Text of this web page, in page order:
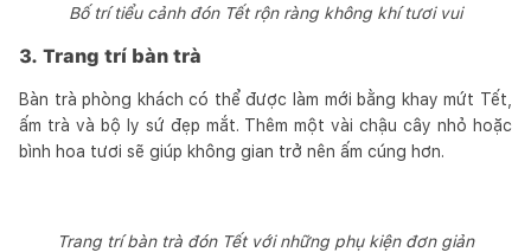
Bố trí tiểu cảnh đón Tết rộn ràng không khí tươi vui
3. Trang trí bàn trà
Bàn trà phòng khách có thể được làm mới bằng khay mứt Tết,
ấm trà và bộ ly sứ đẹp mắt. Thêm một vài chậu cây nhỏ hoặc
bình hoa tươi sẽ giúp không gian trở nên ấm cúng hơn.
Trang trí bàn trà đón Tết với những phụ kiện đơn giản